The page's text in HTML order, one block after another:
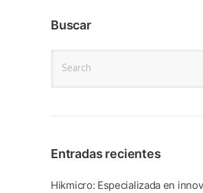
Buscar
Entradas recientes
Hikmicro: Especializada en